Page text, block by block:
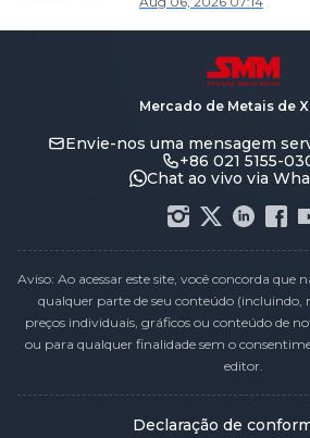
Mercado de Metais de
Envie-nos uma mensagem
+86 021 5155-
Chat ao vivo via
Aviso: Ao acessar este site, você concorda que
qualquer parte de seu conteúdo (incluindo,
preços individuais, gráficos ou conteúdo de
ou para qualquer finalidade sem o
editor.
Declaração de